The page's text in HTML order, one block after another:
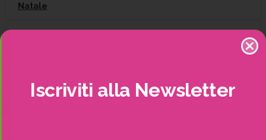
Natale
Iscriviti alla Newsletter